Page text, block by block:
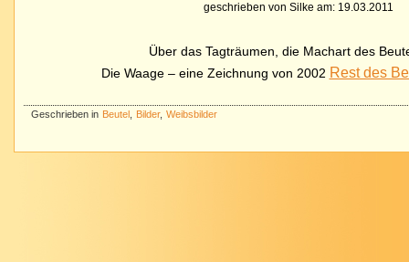
geschrieben von Silke am: 19.03.2011
Über das Tagträumen, die Machart des
Die Waage – eine Zeichnung von 2002 Rest des
Geschrieben in Beutel, Bilder, Weibsbilder